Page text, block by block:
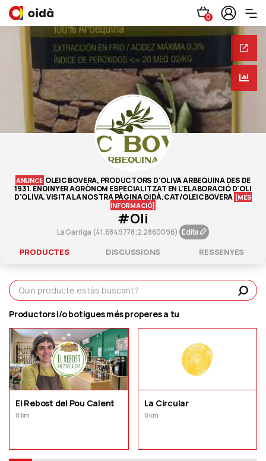
0
ANUNCI: OLEIC BOVERA, PRODUCTORS D'OLIVA ARBEQUINA DES DE
1931. ENGINYER AGRÒNOM ESPECIALITZAT EN L'ELABORACIÓ D'OLI
D'OLIVA. VISITA LA NOSTRA PÀGINA OIDÀ.CAT/OLEICBOVERA [MÉS
INFORMACIÓ]
#oli
La Garriga (41.6849778;2.2860096) Edita
PRODUCTES DISCUSSIONS RESSENYES
Productors i/o botigues més properes a tu
El Rebost del Pou Calent
0 km
La Circular
0 km